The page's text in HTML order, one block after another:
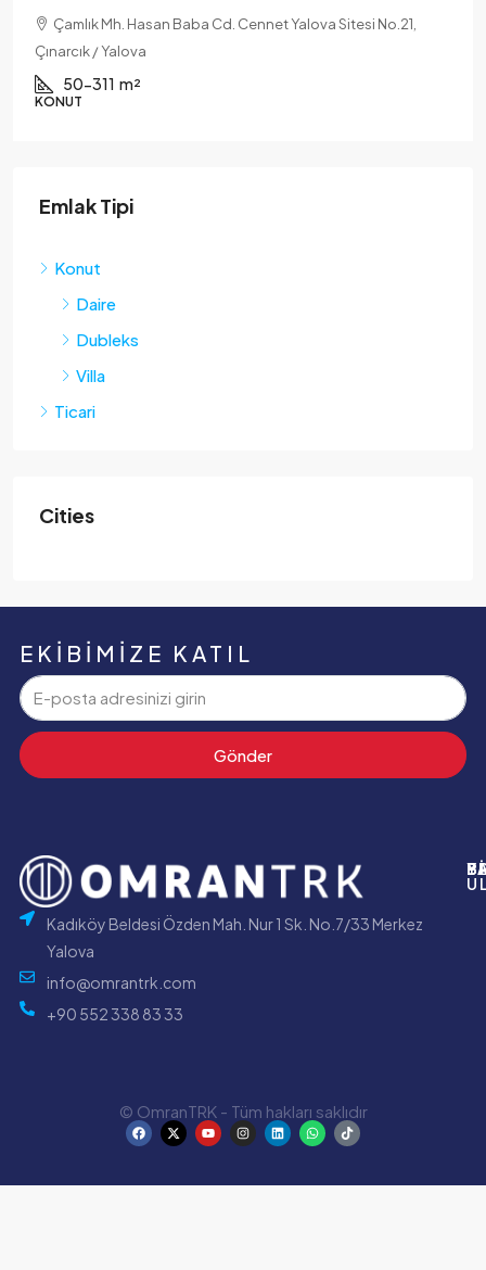
Mh. Hasan Baba Cd. Cennet Yalova Sitesi No.21,
/ Yalova
311 m²
Emlak Tipi
Konut
Daire
Dubleks
Villa
Ticari
Cities
EKIBIMIZE KATIL
Gönder
Kadıköy Beldesi Özden Mah. Nur 1 Sk. No.7/33 Merkez
Yalova
info@omrantrk.com
+90 552 338 83 33
© OmranTRK - Tüm hakları saklıdır